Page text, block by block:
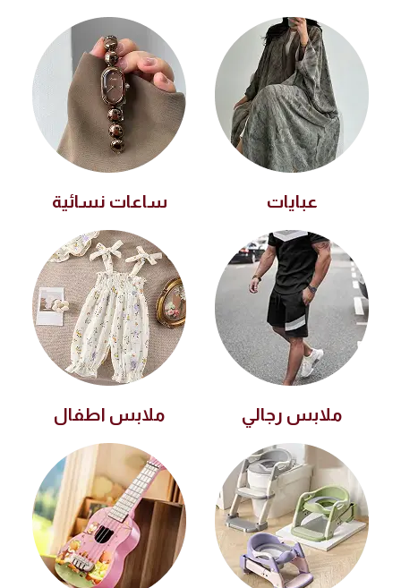
عبايات ساعات نسائية
ملابس رجالي ملابس اطفال